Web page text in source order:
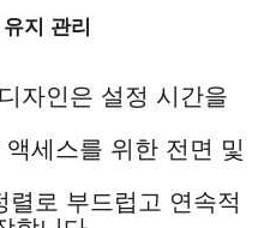
지 관리
자인은 설정 시간을
액세스를 위한 전면 및
렬로 부드럽고 연속적